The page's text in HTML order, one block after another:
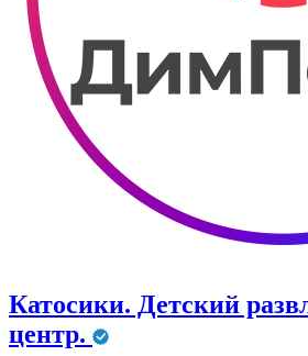
Катосики. Детский
центр.